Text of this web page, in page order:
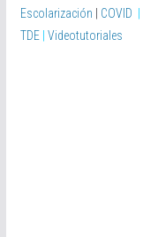
Escolarización
COVID
TDE Videotutoriales